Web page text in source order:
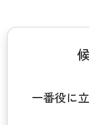
一番役に